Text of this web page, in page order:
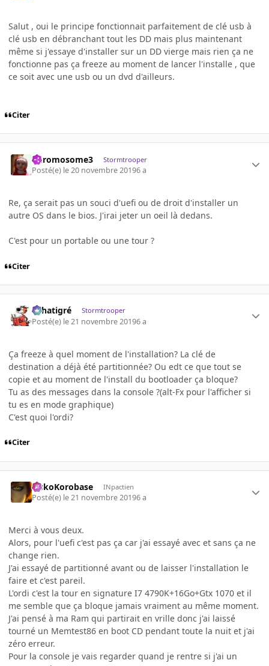
Salut , oui le principe fonctionnait parfaitement de clé usb à
clé usb en débranchant tout les DD mais plus maintenant
même si j'essaye d'installer sur un DD vierge mais rien ça ne
fonctionne pas ça freeze au moment de lancer l'installe , que
ce soit avec une usb ou un dvd d'ailleurs.
Citer
Chromosome3 Stormtrooper
Posté(e) le 20 novembre 20196 a
Re, ça serait pas un souci d'uefi ou de droit d'installer un
autre OS dans le bios. J'irai jeter un oeil là dedans.
C'est pour un portable ou une tour ?
Citer
r.chatigré Stormtrooper
Posté(e) le 21 novembre 20196 a
Ça freeze à quel moment de l'installation? La clé de
destination a déjà été partitionnée? Ou edt ce que tout se
copie et au moment de l'install du bootloader ça bloque?
Tu as des messages dans la console ?(alt-Fx pour l'afficher si
tu es en mode graphique)
C'est quoi l'ordi?
Citer
SiskoKorobase INpactien
Posté(e) le 21 novembre 20196 a
Merci à vous deux.
Alors, pour l'uefi c'est pas ça car j'ai essayé avec et sans ça ne
change rien.
J'ai essayé de partitionné avant ou de laisser l'installation le
faire et c'est pareil.
L'ordi c'est la tour en signature I7 4790K+16Go+Gtx 1070 et il
me semble que ça bloque jamais vraiment au même moment.
J'ai pensé à ma Ram qui partirait en vrille donc j'ai laissé
tourné un Memtest86 en boot CD pendant toute la nuit et j'ai
zéro erreur.
Pour la console je vais regarder quand je rentre si j'ai un